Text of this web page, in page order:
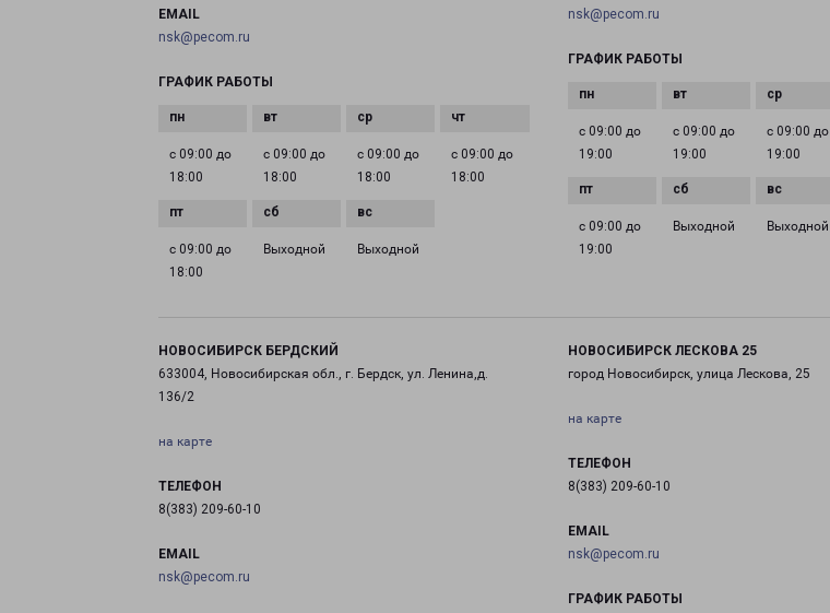
EMAIL
nsk@pecom.ru
ГРАФИК РАБОТЫ
с 09:00 до
18:00
с 09:00 до
18:00
с 09:00 до
18:00
с 09:00 до
18:00
с 09:00 до
18:00
Выходной Выходной
nsk@pecom.ru
ГРАФИК РАБОТЫ
с 09:00 до
19:00
с 09:00 до
19:00
с 09:00 до
19:00
с 09:00 до
19:00
Выходной Выходной
НОВОСИБИРСК БЕРДСКИЙ
633004, Новосибирская обл., г. Бердск, ул. Ленина,д.
136/2
на карте
ТЕЛЕФОН
8(383) 209-60-10
EMAIL
nsk@pecom.ru
НОВОСИБИРСК ЛЕСКОВА 25
город Новосибирск, улица Лескова, 25
на карте
ТЕЛЕФОН
8(383) 209-60-10
EMAIL
nsk@pecom.ru
ГРАФИК РАБОТЫ